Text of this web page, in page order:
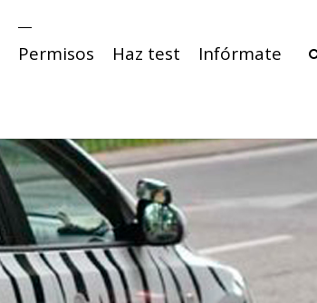
Permisos Haz test Infórmate